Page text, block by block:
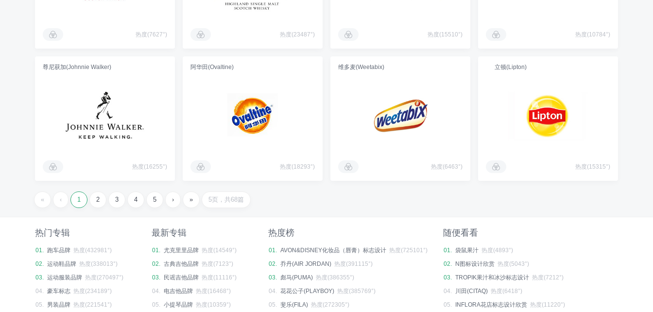
热度(7627°) 热度(23487°) 热度(15510°) 热度(10784°)
尊尼获加(Johnnie Walker)
热度(16255°)
阿华田(Ovaltine)
热度(18293°)
维多麦(Weetabix)
热度(6463°)
立顿(Lipton)
热度(15315°)
« ‹ 1 2 3 4 5 › » 5页，共68篇
热门专辑
01. 跑车品牌 热度(432981°)
02. 运动鞋品牌 热度(338013°)
03. 运动服装品牌 热度(270497°)
04. 豪车标志 热度(234189°)
05.
男装品牌 热度(221541°)
最新专辑
01. 尤克里里品牌 热度(14549°)
02. 古典吉他品牌 热度(7123°)
03.
民谣吉他品牌 热度(11116°)
04.
电吉他品牌 热度(16468°)
05. 小提琴品牌 热度(10359°)
热度榜
01. AVON&DISNEY化妆品（唇膏）标志设计 热度(725101°)
02. 乔丹(AIR JORDAN) 热度(391115°)
03. 彪马(PUMA) 热度(386355°)
04. 花花公子(PLAYBOY) 热度(385769°)
05. 斐乐(FILA) 热度(272305°)
随便看看
01. 袋鼠果汁 热度(4893°)
02.
N图标设计欣赏 热度(5043°)
03. TROPIK果汁和冰沙标志设计 热度(7212°)
04.
川田(CITAQ) 热度(6418°)
05.
INFLORA花店标志设计欣赏 热度(11220°)